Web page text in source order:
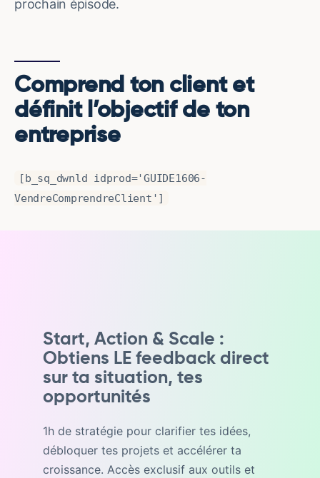
prochain épisode.
Comprend ton client et
définit l’objectif de ton
entreprise
[b_sq_dwnld idprod='GUIDE1606-
VendreComprendreClient']
Start, Action & Scale :
Obtiens LE feedback direct
sur ta situation, tes
opportunités
1h de stratégie pour clarifier tes idées,
débloquer tes projets et accélérer ta
croissance. Accès exclusif aux outils et